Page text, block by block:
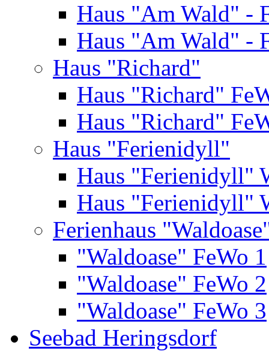
Haus "Am Wald" -
Haus "Am Wald" -
Haus "Richard"
Haus "Richard"
Haus "Richard"
Haus "Ferienidyll"
Haus "Ferienidyll"
Haus "Ferienidyll"
Ferienhaus
"Waldoase" FeWo 1
"Waldoase" FeWo 2
"Waldoase" FeWo 3
Seebad Heringsdorf